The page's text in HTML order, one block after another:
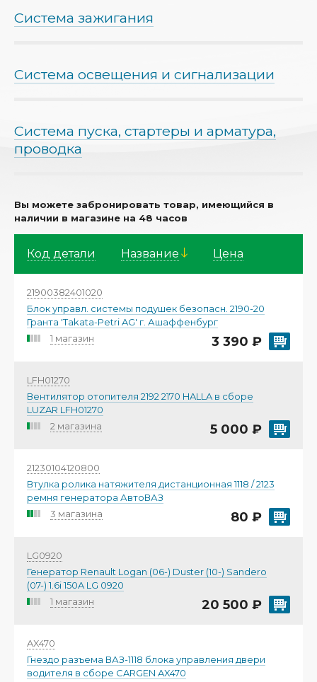
Система зажигания
Система освещения и сигнализации
Система пуска, стартеры и арматура,
проводка
Вы можете забронировать товар, имеющийся в
наличии в магазине на 48 часов
Код детали Название Цена
21900382401020
Блок управл. системы подушек безопасн. 2190-20
Гранта 'Тakata-Рetri AG' г. Ашаффенбург
1 магазин
3 390 ₽
LFH01270
Вентилятор отопителя 2192 2170 HALLA в сборе
LUZAR LFH01270
2 магазина
5 000 ₽
21230104120800
Втулка ролика натяжителя дистанционная 1118 / 2123
ремня генератора АвтоВАЗ
3 магазина
80 ₽
LG0920
Генератор Renault Logan (06-) Duster (10-) Sandero
(07-) 1.6i 150A LG 0920
1 магазин
20 500 ₽
AX470
Гнездо разъема ВАЗ-1118 блока управления двери
водителя в сборе CARGEN AX470